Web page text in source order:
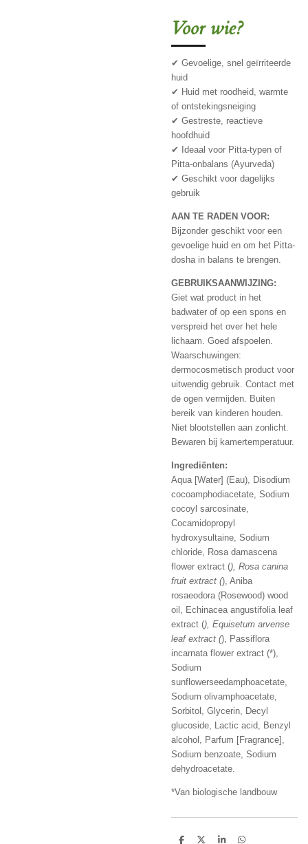
Voor wie?
✔ Gevoelige, snel geïrriteerde
huid
✔ Huid met roodheid, warmte
of ontstekingsneiging
✔ Gestreste, reactieve
hoofdhuid
✔ Ideaal voor Pitta-typen of
Pitta-onbalans (Ayurveda)
✔ Geschikt voor dagelijks
gebruik
AAN TE RADEN VOOR:
Bijzonder geschikt voor een
gevoelige huid en om het Pitta-
dosha in balans te brengen.
GEBRUIKSAANWIJZING:
Giet wat product in het
badwater of op een spons en
verspreid het over het hele
lichaam. Goed afspoelen.
Waarschuwingen:
dermocosmetisch product voor
uitwendig gebruik. Contact met
de ogen vermijden. Buiten
bereik van kinderen houden.
Niet blootstellen aan zonlicht.
Bewaren bij kamertemperatuur.
Ingrediënten:
Aqua [Water] (Eau), Disodium
cocoamphodiacetate, Sodium
cocoyl sarcosinate,
Cocamidopropyl
hydroxysultaine, Sodium
chloride, Rosa damascena
flower extract (), Rosa canina
fruit extract (), Aniba
rosaeodora (Rosewood) wood
oil, Echinacea angustifolia leaf
extract (), Equisetum arvense
leaf extract (), Passiflora
incarnata flower extract (*),
Sodium
sunflowerseedamphoacetate,
Sodium olivamphoacetate,
Sorbitol, Glycerin, Decyl
glucoside, Lactic acid, Benzyl
alcohol, Parfum [Fragrance],
Sodium benzoate, Sodium
dehydroacetate.
*Van biologische landbouw